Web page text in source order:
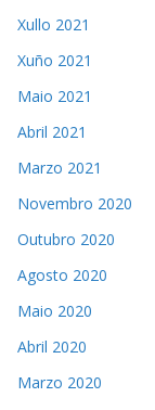
Xullo 2021
Xuño 2021
Maio 2021
Abril 2021
Marzo 2021
Novembro 2020
Outubro 2020
Agosto 2020
Maio 2020
Abril 2020
Marzo 2020